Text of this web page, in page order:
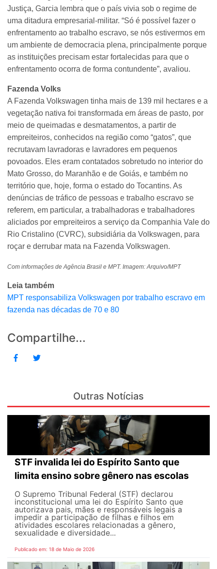
Justiça, Garcia lembra que o país vivia sob o regime de
uma ditadura empresarial-militar. “Só é possível fazer o
enfrentamento ao trabalho escravo, se nós estivermos em
um ambiente de democracia plena, principalmente porque
as instituições precisam estar fortalecidas para que o
enfrentamento ocorra de forma contundente”, avaliou.
Fazenda Volks
A Fazenda Volkswagen tinha mais de 139 mil hectares e a
vegetação nativa foi transformada em áreas de pasto, por
meio de queimadas e desmatamentos, a partir de
empreiteiros, conhecidos na região como “gatos”, que
recrutavam lavradoras e lavradores em pequenos
povoados. Eles eram contatados sobretudo no interior do
Mato Grosso, do Maranhão e de Goiás, e também no
território que, hoje, forma o estado do Tocantins. As
denúncias de tráfico de pessoas e trabalho escravo se
referem, em particular, a trabalhadoras e trabalhadores
aliciados por empreiteiros a serviço da Companhia Vale do
Rio Cristalino (CVRC), subsidiária da Volkswagen, para
roçar e derrubar mata na Fazenda Volkswagen.
Com informações de Agência Brasil e MPT. Imagem: Arquivo/MPT
Leia também
MPT responsabiliza Volkswagen por trabalho escravo em
fazenda nas décadas de 70 e 80
Compartilhe...
Outras Notícias
STF invalida lei do Espírito Santo que
limita ensino sobre gênero nas escolas
O Supremo Tribunal Federal (STF) declarou
inconstitucional uma lei do Espírito Santo que
autorizava pais, mães e responsáveis legais ​​a
impedir a participação de filhas e filhos em
atividades escolares relacionadas a gênero,
sexualidade e diversidade...
Publicado em: 18 de Maio de 2026